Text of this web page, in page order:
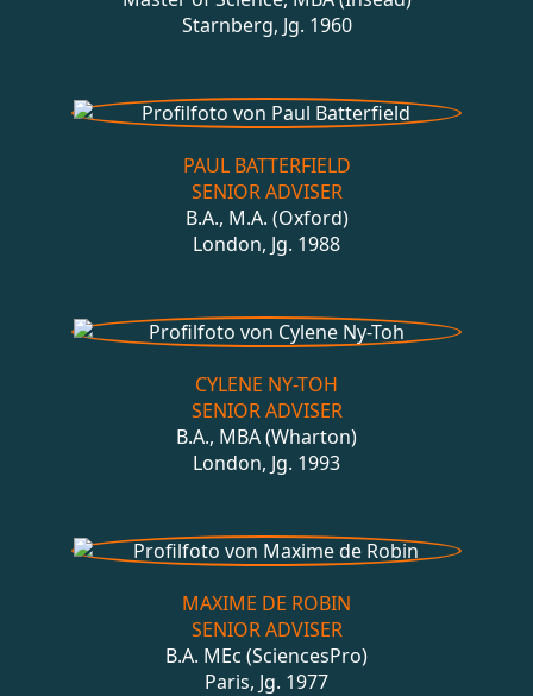
Starnberg, Jg. 1960
PAUL BATTERFIELD
SENIOR ADVISER
B.A., M.A. (Oxford)
London, Jg. 1988
CYLENE NY-TOH
SENIOR ADVISER
B.A., MBA (Wharton)
London, Jg. 1993
MAXIME DE ROBIN
SENIOR ADVISER
B.A. MEc (SciencesPro)
Paris, Jg. 1977